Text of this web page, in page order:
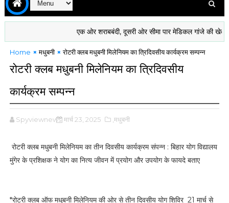
एक ओर शराबबंदी, दूसरी ओर सीमा पार मेडिकल गांजे की खेती को
Home मधुबनी रोटरी क्लब मधुबनी मिलेनियम का त्रिदिवसीय कार्यक्रम सम्पन्न
रोटरी क्लब मधुबनी मिलेनियम का त्रिदिवसीय
कार्यक्रम सम्पन्न
Spyviewnews मार्च 23, 2025 ,मधुबनी
रोटरी क्लब मधुबनी मिलेनियम का तीन दिवसीय कार्यक्रम संपन्न : बिहार योग विद्यालय
मुंगेर के प्रशिक्षक ने योग का नित्य जीवन में प्रयोग और उपयोग के फायदे बताए
*रोटरी क्लब ऑफ मधुबनी मिलेनियम की ओर से तीन दिवसीय योग शिविर 21 मार्च से